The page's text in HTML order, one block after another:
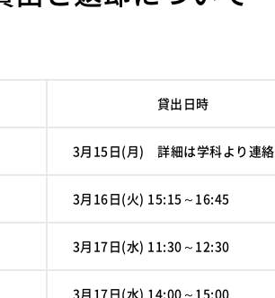
貸出日時
3月15日(月) 詳細は学科より連絡
3月16日(火) 15:15～16:45
3月17日(水) 11:30～12:30
3月17日(水) 14:00～15:00